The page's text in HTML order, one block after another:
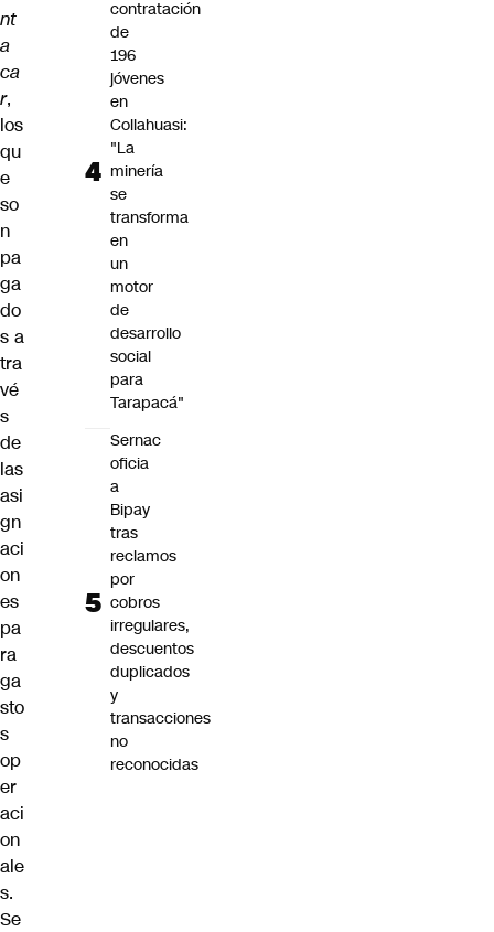
nt
a
ca
r,
los
qu
e
so
n
pa
ga
do
s a
tra
vé
s
de
las
asi
gn
aci
on
es
pa
ra
ga
sto
s
op
er
aci
on
ale
s.
Se
contratación
de
196
jóvenes
en
Collahuasi:
"La
minería
se
transforma
en
un
motor
de
desarrollo
social
para
Tarapacá"
Sernac
oficia
a
Bipay
tras
reclamos
por
cobros
irregulares,
descuentos
duplicados
y
transacciones
no
reconocidas